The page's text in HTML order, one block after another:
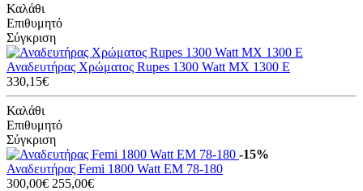
Καλάθι
Επιθυμητό
Σύγκριση
Αναδευτήρας Χρώματος Rupes 1300 Watt MX 1300 E
330,15€
Καλάθι
Επιθυμητό
Σύγκριση
-15%
Αναδευτήρας Femi 1800 Watt EM 78-180
300,00€ 255,00€